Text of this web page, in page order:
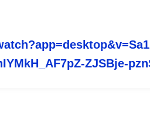
AF7pZ-ZJSBje-